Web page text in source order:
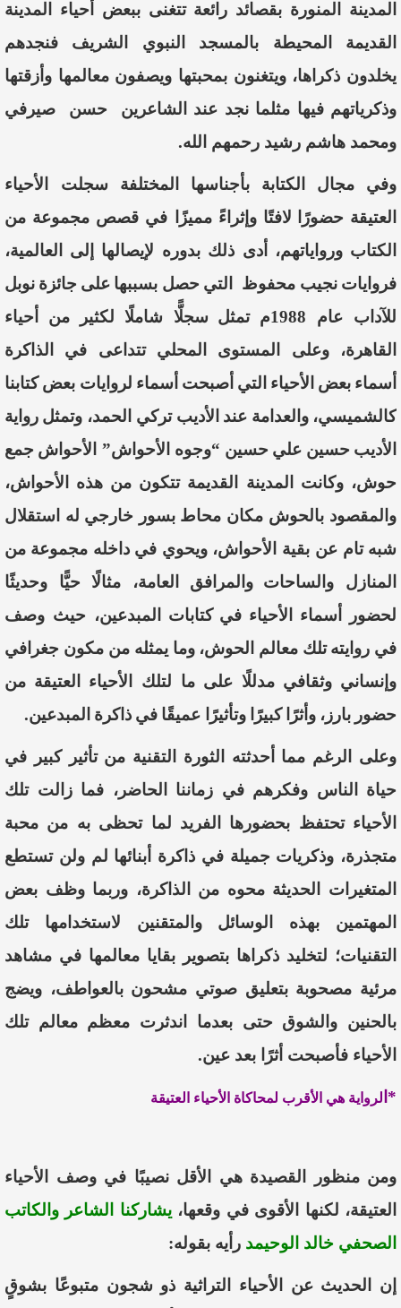
المدينة
المنورة بقصائد رائعة تتغنى ببعض أحياء
المدينة
القديمة
المحيطة بالمسجد النبوي الشريف فنجدهم
يخلدون ذكر ها، ويتغنون بمحبتها ويصفونمعالمها و زقتها
وذكرياتهم فيها مثلما نجد عند الشاعرين حسن
صيرفي
ومحمد هاشم رشيد رحمهم الله.
وفي مجال الكتابة بأجناسها المختلفة سجلت
الأحياء
العتيقة حضورًا لافتًا وإثراء مميزً في قصص مجموعة من
الكتاب ورواياتهم، أدى ذلكبدوره لإيصالها إلى العالمية،
فروايات نجيبمحفوظ التي حصل بسببها على جائزة نوبل
للآداب عام 1988م تمثل سجلًّا شاملًا لكثير من
أحياء
القاهرة، وعلى المستوى المحلي تتداعى في
الذاكرة
أسماء بعض الأحياء التي أصبحت أسماء لروايات بعض كتابنا
كالشميسي، والعدامة عند الأديب تركي الحمد، وتمثل رواية
الأديب حسين علي حسين “وجوه الأحواش” الأحواش جمع
حوش، وكانت المدينة القديمة تتكون من هذه الأحواش،
والمقصود بالحوشمكان محاط بسور خارجي له
استقلال
شبه تام عنبقية الأحواش، ويحوي في داخله مجموعة من
المنازل والساحات والمرافق العامة، مثالًا حيًّا وحديثًا
لحضور
أسماء الأحياء في كتابات المبدعين، حيث وصف
في روايته تلك معالم الحوش، وما يمثله منمكون جغرافي
وإنساني وثقافي مدللًا على ما لتلك الأحياء العتيقة من
حضور بارز ، وأثرًا كبيرًا وتأثيرًا عميقًا في ذاكرة المبدعين.
وعلى الرغم مما أحدثته الثورة التقنية من تأثير كبير في
حياة
الناس وفكرهم في زماننا الحاضر، فمازالت تلك
الأحياء تحتفظ بحضورها الفريد لما تحظىبه من محبة
متجذرة، وذكريات جميلة في ذاكرة أبنائها لم ولن تستطع
المتغيرات
الحديثة محوه من الذاكرة، وربما وظف بعض
المهتمين
بهذه الوسائلوالمتقنين لاستخدامها
تلك
التقنيات؛ لتخليد ذكر ها بتصوير بقايا معالمها في مشاهد
مرئية مصحوبةبتعليق صوتي مشحون بالعواطف، ويضج
بالحنين والشوق حتى بعدما اندثرت معظم معالم
تلك
الأحياء فأصبحت أثرًا بعد عين.
*ا لرواية هي الأقرب لمحاكاة الأحياء العتيقة
ومن منظور القصيدة هي الأقل نصيبًا في وصف الأحياء
العتيقة، لكنها الأقوى في وقعها،يشاركنا الشاعر والكاتب
الصحفي خالد الوحيمد رأيه بقوله:
إن الحديث عن الأحياء التراثية ذو شجون متبوعًا بشوقٍ